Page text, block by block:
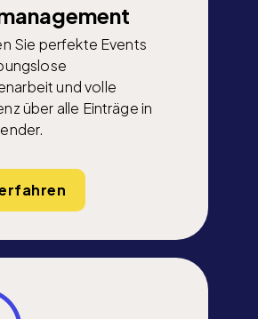
Sie perfekte Events
und volle
über alle Einträge in